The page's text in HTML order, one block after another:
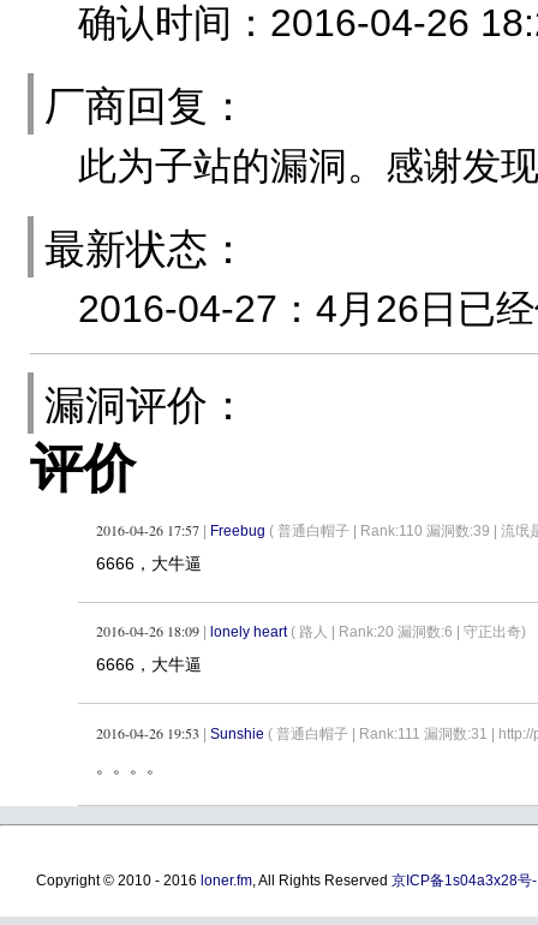
确认时间：2016-04-26
厂商回复：
此为子站的漏洞。感谢发
最新状态：
2016-04-27：4月26日已
漏洞评价：
评价
2016-04-26 17:57 Freebug ( 普通白帽子 | Rank:110 漏洞数:39 | 流氓
6666，大牛逼
2016-04-26 18:09 lonely heart ( 路人 | Rank:20 漏洞数:6 | 守正出奇)
6666，大牛逼
2016-04-26 19:53 Sunshie ( 普通白帽子 | Rank:111 漏洞数:31 |
。。。。
Copyright © 2010 - 2016 loner.fm, All Rights Reserved 京ICP备1s04a3x28号